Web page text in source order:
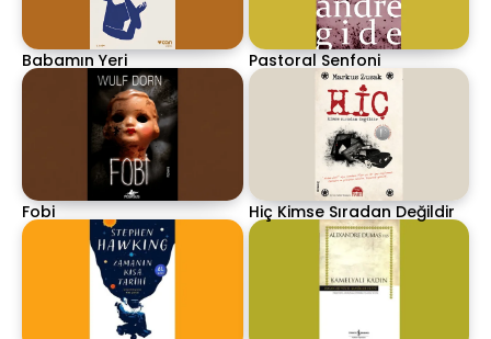
Babamın Yeri Pastoral Senfoni
Fobi Hiç Kimse Sıradan Değildir